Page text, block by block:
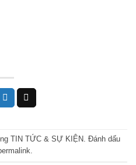
TIN TỨC & SỰ KIỆN. Đánh dấu
.